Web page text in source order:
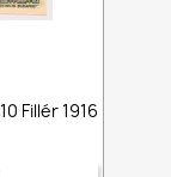
Fillér 1916